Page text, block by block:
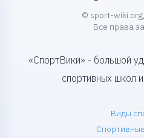
© sport-
Все права
«СпортВики» - большой
спортивных школ
Виды